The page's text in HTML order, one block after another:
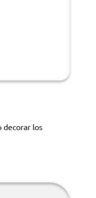
decorar los